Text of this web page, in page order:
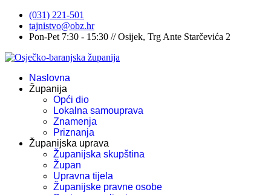
(031) 221-501
tajnistvo@obz.hr
Pon-Pet 7:30 - 15:30 // Osijek, Trg Ante Starčevića 2
Naslovna
Županija
Opći dio
Lokalna samouprava
Znamenja
Priznanja
Županijska uprava
Županijska skupština
Župan
Upravna tijela
Županijske pravne osobe